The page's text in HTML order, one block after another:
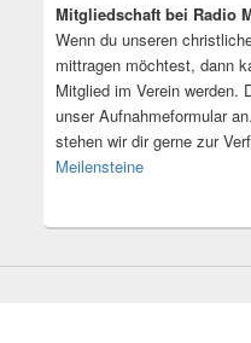
Mitgliedschaft bei Radio
Wenn du unseren
mittragen möchtest, dann
Mitglied im Verein werden.
unser Aufnahmeformular
stehen wir dir gerne zur
Meilensteine